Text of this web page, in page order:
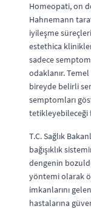
Homeopati, on
Hahnemann
iyileşme
estethica
sadece
odaklanır.
bireyde belirli
semptomları
tetikleyebileceği
T.C. Sağlık
bağışıklık
dengenin
yöntemi olarak
imkanlarını
hastalarına